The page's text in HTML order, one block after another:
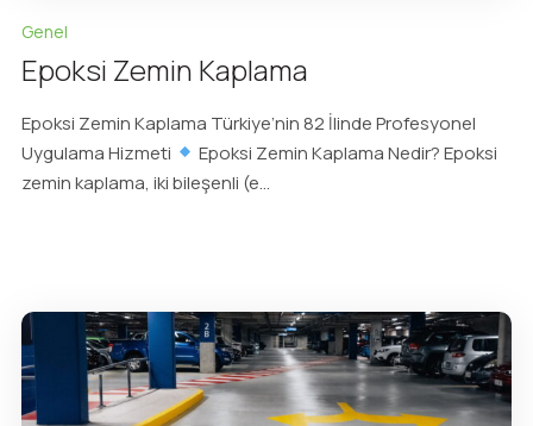
Genel
Epoksi Zemin Kaplama
Epoksi Zemin Kaplama Türkiye’nin 82 İlinde Profesyonel
Uygulama Hizmeti
Epoksi Zemin Kaplama Nedir? Epoksi
zemin kaplama, iki bileşenli (e...